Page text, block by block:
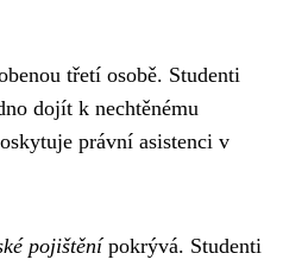
třetí osobě. Studenti
dojít k nechtěnému
právní asistenci v
pojištěnípokrývá. Studenti